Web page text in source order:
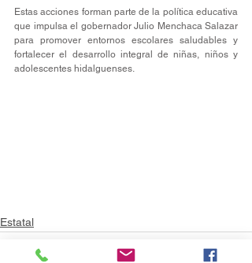
Estas acciones forman parte de la política educativa
que impulsa el gobernador Julio Menchaca Salazar
para promover entornos escolares saludables y
fortalecer el desarrollo integral de niñas, niños y
adolescentes hidalguenses.
Estatal